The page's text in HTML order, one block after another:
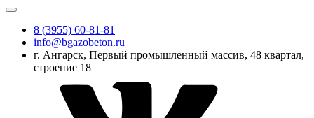
8 (3955) 60-81-81
info@bgazobeton.ru
г. Ангарск, Первый промышленный массив, 48 квартал,
строение 18